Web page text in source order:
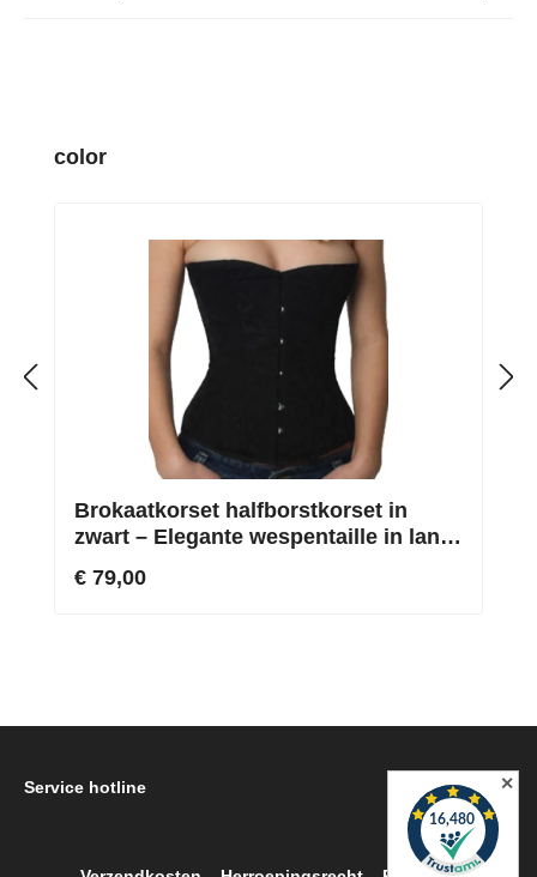
Productgalerij overslaan
color
Brokaatkorset halfborstkorset in
zwart – Elegante wespentaille in lang
€ 79,00
Service hotline ✕